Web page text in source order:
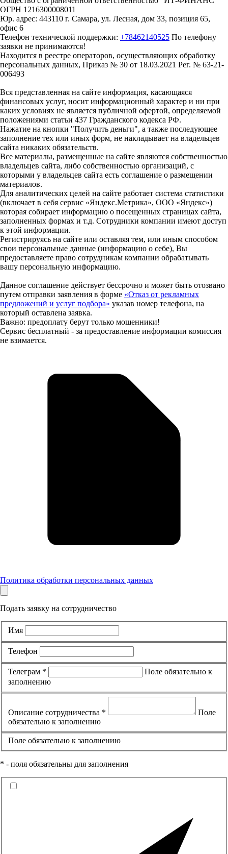
ОГРН 1216300008011
Юр. адрес: 443110 г. Самара, ул. Лесная, дом 33, позиция 65,
офис 6
Телефон технической поддержки: +78462140525 По телефону
заявки не принимаются!
Находится в реестре операторов, осуществляющих обработку
персональных данных, Приказ № 30 от 18.03.2021 Рег. № 63-21-
006493
Вся представленная на сайте информация, касающаяся
финансовых услуг, носит информационный характер и ни при
каких условиях не является публичной офертой, определяемой
положениями статьи 437 Гражданского кодекса РФ.
Нажатие на кнопки "Получить деньги", а также последующее
заполнение тех или иных форм, не накладывает на владельцев
сайта никаких обязательств.
Все материалы, размещенные на сайте являются собственностью
владельцев сайта, либо собственностью организаций, с
которыми у владельцев сайта есть соглашение о размещении
материалов.
Для аналитических целей на сайте работает система статистики
(включает в себя сервис «Яндекс.Метрика», ООО «Яндекс»)
которая собирает информацию о посещенных страницах сайта,
заполненных формах и т.д. Сотрудники компании имеют доступ
к этой информации.
Регистрируясь на сайте или оставляя тем, или иным способом
свои персональные данные (информацию о себе), Вы
предоставляете право сотрудникам компании обрабатывать
вашу персональную информацию.
Данное соглашение действует бессрочно и может быть отозвано
путем отправки заявления в форме «Отказ от рекламных
предложений и услуг подбора» указав номер телефона, на
который оставлена заявка.
Важно: предоплату берут только мошенники!
Сервис бесплатный - за предоставление информации комиссия
не взимается.
Политика обработки персональных данных
Подать заявку на сотрудничество
Имя
Телефон
Телеграм *
Поле обязательно к
заполнению
Описание сотрудничества *
Поле
обязательно к заполнению
Поле обязательно к заполнению
* - поля обязательны для заполнения